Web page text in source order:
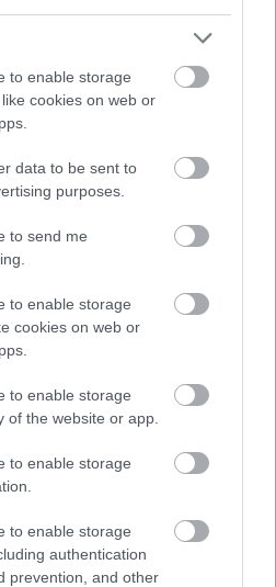
to enable storage
cookies on web or
data to be sent to
purposes.
to send me
to enable storage
cookies on web or
to enable storage
of the website or app.
to enable storage
to enable storage
authentication
prevention, and other
játékfüggő a gyereked?
az ELTE kutatásában,
is!
| 2025.12.10 17:08
sokkal
formálják a
| 2025.12.07 07:46
a tudományos áttörések
készül
építése a tudományban és a
Dunántúl szerepe a
globális nyitásában
| 2025.11.17 06:01